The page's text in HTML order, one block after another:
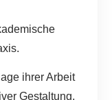
ihrer Arbeit
Gestaltung,